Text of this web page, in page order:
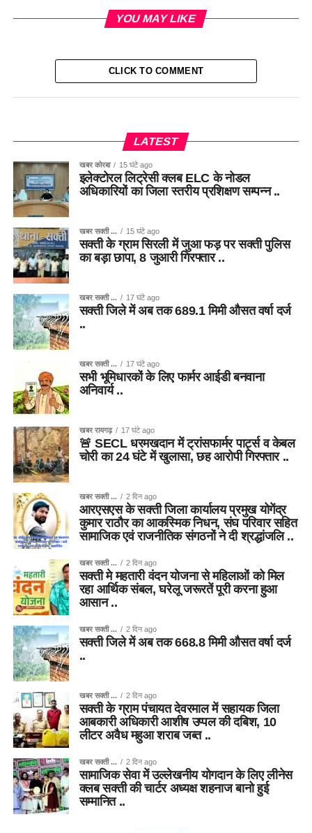
YOU MAY LIKE
CLICK TO COMMENT
LATEST
खबर कोरबा 15 घंटे ago
इलेक्टोरल लिट्रेसी क्लब ELC के नोडल
अधिकारियों का जिला स्तरीय प्रशिक्षण सम्पन्न ..
खबर सक्ती ... 15 घंटे ago
सक्ती के ग्राम सिरली में जुआ फड़ पर सक्ती पुलिस
का बड़ा छापा, 8 जुआरी गिरफ्तार ..
खबर सक्ती ... 17 घंटे ago
सक्ती जिले में अब तक 689.1 मिमी औसत वर्षा दर्ज
..
खबर सक्ती ... 17 घंटे ago
सभी भूमिधारकों के लिए फार्मर आईडी बनवाना
अनिवार्य ..
खबर रायगढ़ 17 घंटे ago
🚨 SECL धरमखदान में ट्रांसफार्मर पार्ट्स व केबल
चोरी का 24 घंटे में खुलासा, छह आरोपी गिरफ्तार ..
खबर सक्ती ... 2 दिन ago
आरएसएस के सक्ती जिला कार्यालय प्रमुख योगेंद्र
कुमार राठौर का आकस्मिक निधन, संघ परिवार सहित
सामाजिक एवं राजनीतिक संगठनों ने दी श्रद्धांजलि ..
खबर सक्ती ... 2 दिन ago
सक्ती मे महतारी वंदन योजना से महिलाओं को मिल
रहा आर्थिक संबल, घरेलू जरूरतें पूरी करना हुआ
आसान ..
खबर सक्ती ... 2 दिन ago
सक्ती जिले में अब तक 668.8 मिमी औसत वर्षा दर्ज
..
खबर सक्ती ... 2 दिन ago
सक्ती के ग्राम पंचायत देवरमाल में सहायक जिला
आबकारी अधिकारी आशीष उप्पल की दबिश, 10
लीटर अवैध महुआ शराब जब्त ..
खबर सक्ती ... 2 दिन ago
सामाजिक सेवा में उल्लेखनीय योगदान के लिए लीनेस
क्लब सक्ती की चार्टर अध्यक्ष शहनाज बानो हुई
सम्मानित ..